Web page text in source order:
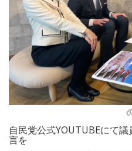
自民党公式YOUTUBEにて
言を